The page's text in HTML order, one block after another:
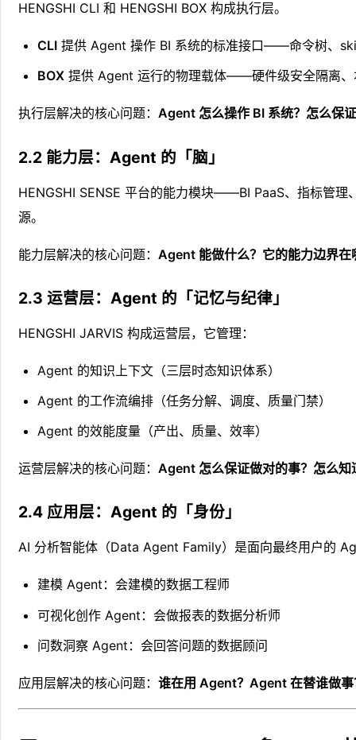
HENGSHI CLI 和 HENGSHI BOX 构成执行层。
CLI 提供 Agent 操作 BI 系统的标准接口——命令树、
BOX 提供 Agent 运行的物理载体——硬件级安全隔离、
执行层解决的核心问题：Agent 怎么操作 BI 系统？怎么保
2.2 能力层：Agent 的「脑」
HENGSHI SENSE 平台的能力模块——BI PaaS、指标管
源。
能力层解决的核心问题：Agent 能做什么？它的能力边界在
2.3 运营层：Agent 的「记忆与纪律」
HENGSHI JARVIS 构成运营层，它管理：
Agent 的知识上下文（三层时态知识体系）
Agent 的工作流编排（任务分解、调度、质量门禁）
Agent 的效能度量（产出、质量、效率）
运营层解决的核心问题：Agent 怎么保证做对的事？怎么
2.4 应用层：Agent 的「身份」
AI 分析智能体（Data Agent Family）是面向最终用户的
建模 Agent：会建模的数据工程师
可视化创作 Agent：会做报表的数据分析师
问数洞察 Agent：会回答问题的数据顾问
应用层解决的核心问题：谁在用 Agent？Agent 在替谁做